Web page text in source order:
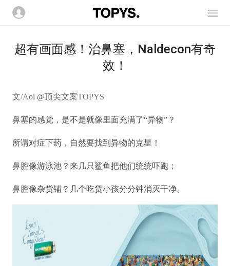
超有画面感！治鼻塞，Naldecon有奇
效！
文/Aoi @顶尖文案TOPYS
鼻塞的感觉，是不是就像里面充满了“异物”？
所谓对症下药，自然要找到异物的克星！
鼻腔像游泳池？来几只鲨鱼把他们统统吓跑；
鼻腔像杂货铺？几个吃货小孩分分钟消灭干净。